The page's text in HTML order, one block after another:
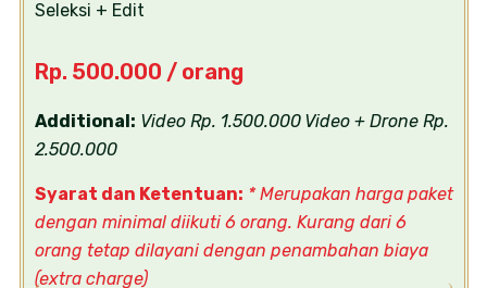
Seleksi + Edit
Rp. 500.000 / orang
Additional: Video Rp. 1.500.000Video + Drone Rp.
2.500.000
Syarat dan Ketentuan: * Merupakan harga paket
dengan minimal diikuti 6 orang. Kurang dari 6
orang tetap dilayani dengan penambahan biaya
(extra charge)